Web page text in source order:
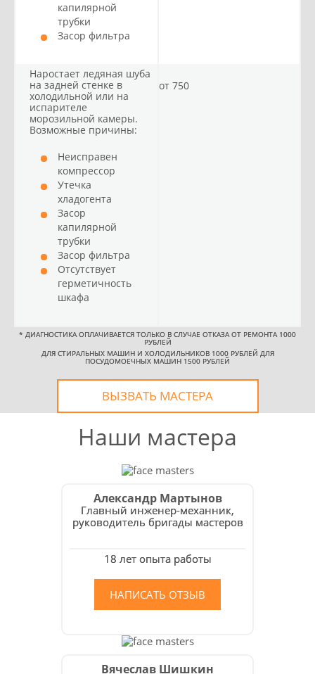
капилярной
трубки
Засор фильтра
Наростает ледяная шуба
на задней стенке в
холодильной или на
испарителе
морозильной камеры.
Возможные причины:
Неисправен
компрессор
Утечка
хладогента
Засор
капилярной
трубки
Засор фильтра
Отсутствует
герметичность
шкафа
от 750
* ДИАГНОСТИКА ОПЛАЧИВАЕТСЯ ТОЛЬКО В СЛУЧАЕ ОТКАЗА ОТ РЕМОНТА 1000
РУБЛЕЙ
ДЛЯ СТИРАЛЬНЫХ МАШИН И ХОЛОДИЛЬНИКОВ 1000 РУБЛЕЙ ДЛЯ
ПОСУДОМОЕЧНЫХ МАШИН 1500 РУБЛЕЙ
ВЫЗВАТЬ МАСТЕРА
Наши мастера
Александр Мартынов
Главный инженер-механник,
руководитель бригады мастеров
18 лет опыта работы
НАПИСАТЬ ОТЗЫВ
Вячеслав Шишкин